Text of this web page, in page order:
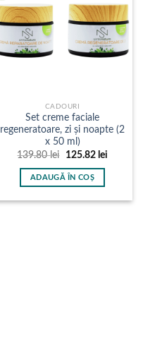
CADOURI
Set creme faciale
regeneratoare, zi și noapte (2
x 50 ml)
139.80lei
Prețul
a
fost:
125.82 leiPrețul
ADAUGĂ ÎN COȘ